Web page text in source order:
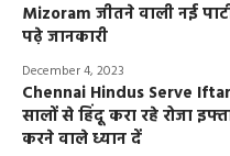
Mizoram जीतने वाली नई
पढ़े जानकारी
December 4, 2023
Chennai Hindus Serve
सालों से हिंदू करा रहे रोजा
करने वाले ध्यान दें